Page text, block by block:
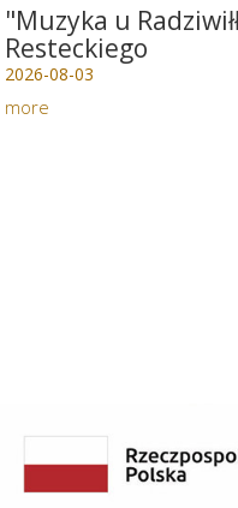
"Muzyka u
Resteckiego
2026-08-03
more